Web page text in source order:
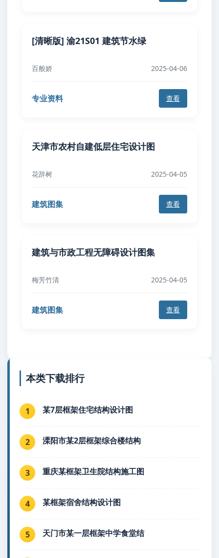
[清晰版] 渝21S01 建筑节水绿
百般娇 2025-04-06
专业资料 查看
天津市农村自建低层住宅设计图
花辞树 2025-04-05
建筑图集 查看
建筑与市政工程无障碍设计图集
梅芳竹清 2025-04-05
建筑图集 查看
本类下载排行
1 某7层框架住宅结构设计图
2 溧阳市某2层框架综合楼结构
3 重庆某框架卫生院结构施工图
4 某框架宿舍结构设计图
5 天门市某一层框架中学食堂结